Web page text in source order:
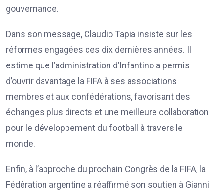
gouvernance.
Dans son message, Claudio Tapia insiste sur les
réformes engagées ces dix dernières années. Il
estime que l’administration d’Infantino a permis
d’ouvrir davantage la FIFA à ses associations
membres et aux confédérations, favorisant des
échanges plus directs et une meilleure collaboration
pour le développement du football à travers le
monde.
Enfin, à l’approche du prochain Congrès de la FIFA, la
Fédération argentine a réaffirmé son soutien à Gianni